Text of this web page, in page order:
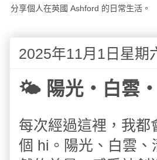
分享個人在英國 Ashford 的日常生活。
2025年11月1日星期
🌤 陽光・白雲
每次經過這裡，我
個 hi。陽光、白雲